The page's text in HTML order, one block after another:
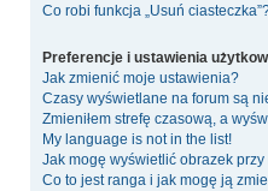
Co robi funkcja „Usuń
Preferencje i ustawienia
Jak zmienić moje ustawienia?
Czasy wyświetlane na forum są
Zmieniłem strefę czasową, a
My language is not in the list!
Jak mogę wyświetlić obrazek
Co to jest ranga i jak mogę ją